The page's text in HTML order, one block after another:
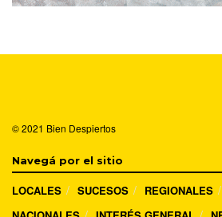
© 2021 Bien Despiertos
Navegá por el sitio
LOCALES SUCESOS REGIONALES